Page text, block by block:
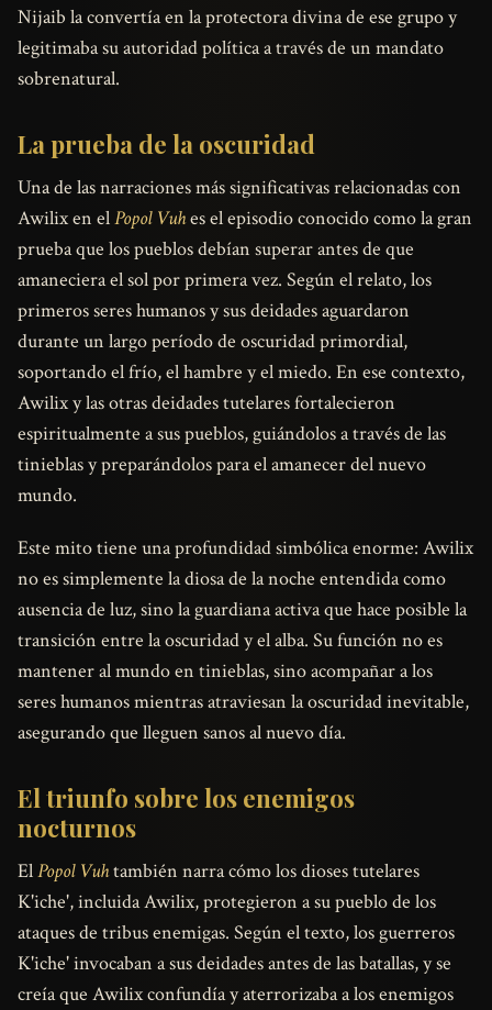
Nijaib la convertía en la protectora divina de ese grupo y
legitimaba su autoridad política a través de un mandato
sobrenatural.
La prueba de la oscuridad
Una de las narraciones más significativas relacionadas con
Awilix en elPopol Vuhes el episodio conocido como la gran
prueba que los pueblos debían superar antes de que
amaneciera el sol por primera vez. Según el relato, los
primeros seres humanos y sus deidades aguardaron
durante un largo período de oscuridad primordial,
soportando el frío, el hambre y el miedo. En ese contexto,
Awilix y las otras deidades tutelares fortalecieron
espiritualmente a sus pueblos, guiándolos a través de las
tinieblas y preparándolos para el amanecer del nuevo
mundo.
Este mito tiene una profundidad simbólica enorme: Awilix
no es simplemente la diosa de la noche entendida como
ausencia de luz, sino la guardiana activa que hace posible la
transición entre la oscuridad y el alba. Su función no es
mantener al mundo en tinieblas, sino acompañar a los
seres humanos mientras atraviesan la oscuridad inevitable,
asegurando que lleguen sanos al nuevo día.
El triunfo sobre los enemigos
nocturnos
ElPopol Vuhtambién narra cómo los dioses tutelares
K'iche', incluida Awilix, protegieron a su pueblo de los
ataques de tribus enemigas. Según el texto, los guerreros
K'iche' invocaban a sus deidades antes de las batallas, y se
creía que Awilix confundía y aterrorizaba a los enemigos